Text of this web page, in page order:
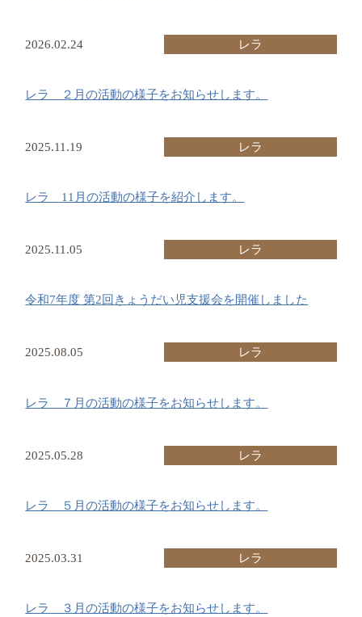
2026.02.24 レラ
レラ ２月の活動の様子をお知らせします。
2025.11.19 レラ
レラ 11月の活動の様子を紹介します。
2025.11.05 レラ
令和7年度 第2回きょうだい児支援会を開催しました
2025.08.05 レラ
レラ ７月の活動の様子をお知らせします。
2025.05.28 レラ
レラ ５月の活動の様子をお知らせします。
2025.03.31 レラ
レラ ３月の活動の様子をお知らせします。